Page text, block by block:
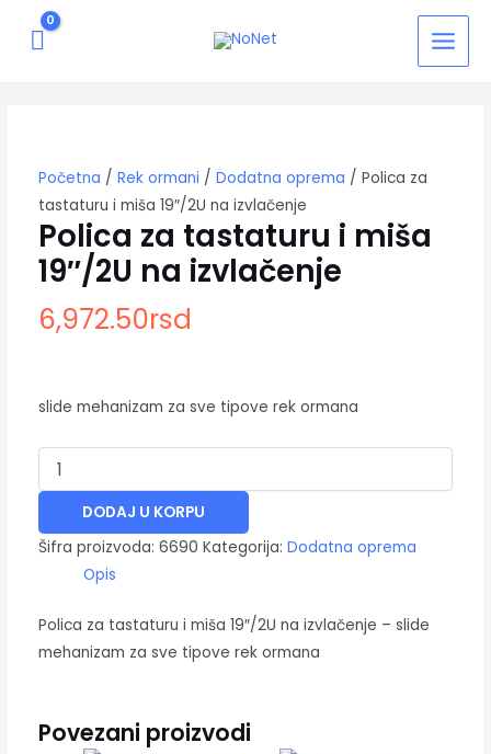
MAIN
MENU
Početna / Rek ormani / Dodatna oprema / Polica za
tastaturu i miša 19″/2U na izvlačenje
Polica za tastaturu i miša
19″/2U na izvlačenje
6,972.50rsd
slide mehanizam za sve tipove rek ormana
miša
19"/2U
na
izvlačenje
količina
DODAJ U KORPU
Šifra proizvoda: 6690 Kategorija: Dodatna oprema
Opis
Polica za tastaturu i miša 19″/2U na izvlačenje – slide
mehanizam za sve tipove rek ormana
Povezani proizvodi